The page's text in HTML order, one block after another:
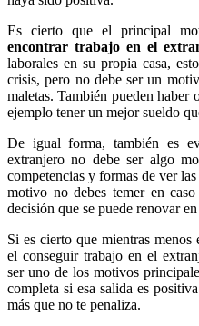
Es cierto que el principal
encontrar trabajo en el
laborales en su propia casa,
crisis, pero no debe ser un
maletas. También pueden haber
ejemplo tener un mejor sueldo
De igual forma, también es
extranjero no debe ser algo
competencias y formas de ver
motivo no debes temer en
decisión que se puede renovar
Si es cierto que mientras
el conseguir trabajo en el
ser uno de los motivos
completa si esa salida es
más que no te penaliza.